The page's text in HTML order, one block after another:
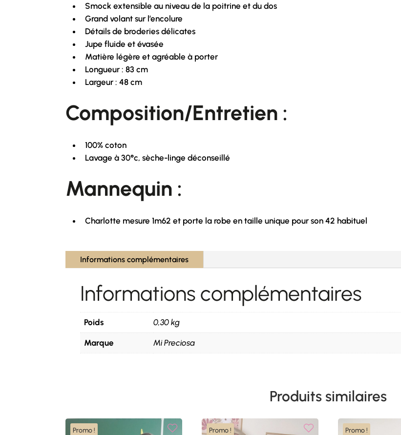
Smock extensible au niveau de la poitrine et du dos
Grand volant sur l’encolure
Détails de broderies délicates
Jupe fluide et évasée
Matière légère et agréable à porter
Longueur : 83 cm
Largeur : 48 cm
Composition/Entretien :
100% coton
Lavage à 30°c, sèche-linge déconseillé
Mannequin :
Charlotte mesure 1m62 et porte la robe en taille unique pour son 42 habituel
Informations complémentaires
Informations complémentaires
Poids 0,30 kg
Marque Mi Preciosa
Produits similaires
Promo ! Promo ! Promo !